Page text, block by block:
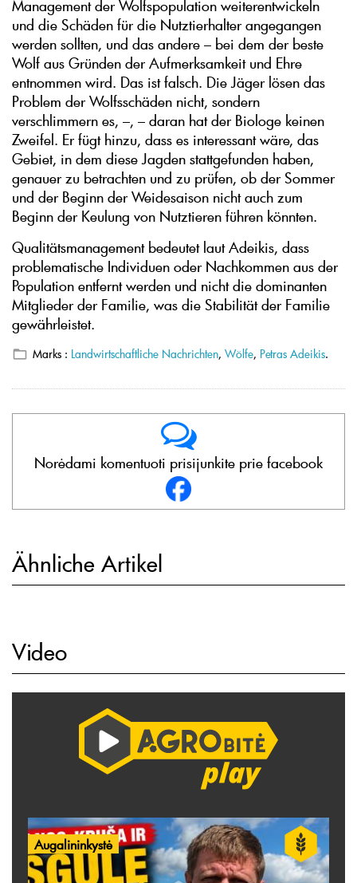
Management der Wolfspopulation weiterentwickeln
und die Schäden für die Nutztierhalter angegangen
werden sollten, und das andere – bei dem der beste
Wolf aus Gründen der Aufmerksamkeit und Ehre
entnommen wird. Das ist falsch. Die Jäger lösen das
Problem der Wolfsschäden nicht, sondern
verschlimmern es, –, – daran hat der Biologe keinen
Zweifel. Er fügt hinzu, dass es interessant wäre, das
Gebiet, in dem diese Jagden stattgefunden haben,
genauer zu betrachten und zu prüfen, ob der Sommer
und der Beginn der Weidesaison nicht auch zum
Beginn der Keulung von Nutztieren führen könnten.
Qualitätsmanagement bedeutet laut Adeikis, dass
problematische Individuen oder Nachkommen aus der
Population entfernt werden und nicht die dominanten
Mitglieder der Familie, was die Stabilität der Familie
gewährleistet.
Marks : Landwirtschaftliche Nachrichten, Wölfe, Petras Adeikis.
Norėdami komentuoti prisijunkite prie facebook
Ähnliche Artikel
Video
Augalininkystė